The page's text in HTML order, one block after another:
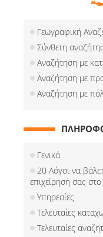
Γεωγραφική
Σύνθετη
Αναζήτηση με
Αναζήτηση με
Αναζήτηση με
Γενικά
20 Λόγοι να
επιχείρησή σας
Υπηρεσίες
Τελευταίες
Τελευταίες